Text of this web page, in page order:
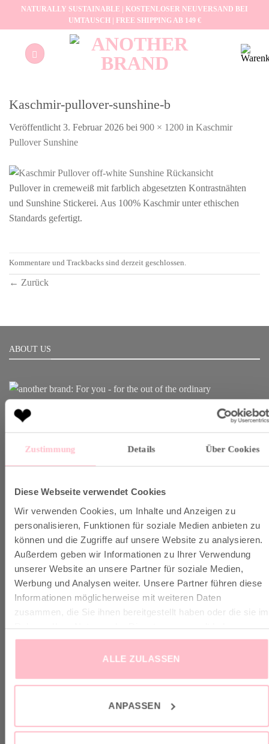
Zustimmung Details Über Cookies
Diese Webseite verwendet Cookies
Wir verwenden Cookies, um Inhalte und Anzeigen zu
personalisieren, Funktionen für soziale Medien anbieten zu
können und die Zugriffe auf unsere Website zu analysieren.
Außerdem geben wir Informationen zu Ihrer Verwendung
unserer Website an unsere Partner für soziale Medien,
Werbung und Analysen weiter. Unsere Partner führen diese
Informationen möglicherweise mit weiteren Daten
zusammen, die Sie ihnen bereitgestellt haben oder die sie im
ALLE ZULASSEN
ANPASSEN
NATURALLY SUSTAINABLE | KOSTENLOSER NEUVERSAND BEI
UMTAUSCH | FREE SHIPPING AB 149 €
Kaschmir-pullover-sunshine-b
Veröffentlicht 3. Februar 2026 bei 900 × 1200 in Kaschmir
Pullover Sunshine
Pullover in cremeweiß mit farblich abgesetzten Kontrastnähten
und Sunshine Stickerei. Aus 100% Kaschmir unter ethischen
Standards gefertigt.
Kommentare und Trackbacks sind derzeit geschlossen.
← Zurück
ABOUT US
Born in Munich.
Naturally sustainable.
sustainable production.
VERSAND & INFO
✓ Versandkostenfrei ab 149€
✓ Klimaneutraler Versand mit DHL / GoGreen
✓Lieferungund Retoure
VERTRAG WIDERRUFEN